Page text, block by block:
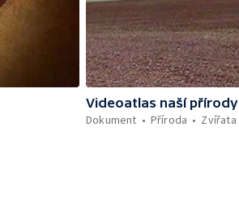
Videoatlas naší přírody
Dokument
Příroda Zvířata